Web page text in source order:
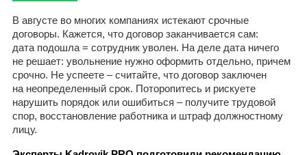
В августе во многих компаниях истекают срочные
договоры. Кажется, что договор заканчивается сам:
дата подошла = сотрудник уволен. На деле дата ничего
не решает: увольнение нужно оформить отдельно, причем
срочно. Не успеете – считайте, что договор заключен
на неопределенный срок. Поторопитесь и рискуете
нарушить порядок или ошибиться – получите трудовой
спор, восстановление работника и штраф должностному
лицу.